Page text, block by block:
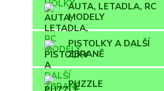
AUTA, LETADLA, RC
MODELY
PISTOLKY A DALŠÍ
ZBRANĚ
PUZZLE